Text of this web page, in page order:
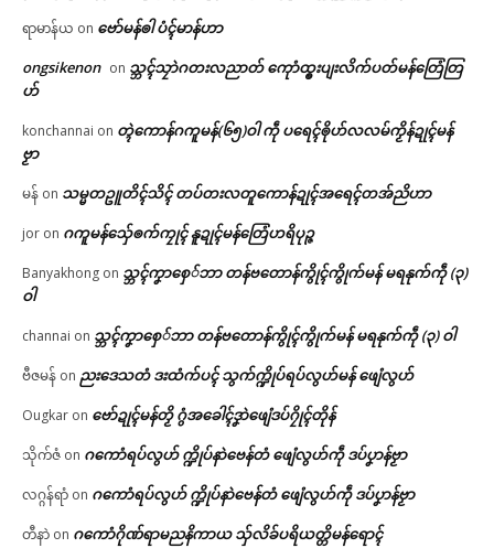
ရာမာန်ယ on ဗော်မန်ၜါ ပံၚ်မာန်ဟာ
ongsikenon on သ္ဘၚ်သၠာဲဂတးလညာတ် ကေုာံထ္ၜးပျးလိက်ပတ်မန်တြေံတြ
ဟ်
konchannai on တ္ၚဲကောန်ဂကူမန်(၆၅)ဝါ ကဵု ပရေၚ်ၜိုဟ်လလမ်ကၟိန်ဍုၚ်မန်
ဗၟာ
မန် on သမ္မတဥူတိၚ်သိၚ် တပ်တးလတူကောန်ဍုၚ်အရေၚ်တအ်ညိဟာ
jor on ဂကူမန်​သှ်ေၜက်ကၠုၚ် နူဍုၚ်မန်တြေံဟရိပုဉ္ဇ
Banyakhong on သ္ဘၚ်ကၞာစှေ်ဘာ တန်ဗတောန်ကွိုၚ်ကွိုက်မန် မရနုက်ကဵု (၃)
ဝါ
channai on သ္ဘၚ်ကၞာစှေ်ဘာ တန်ဗတောန်ကွိုၚ်ကွိုက်မန် မရနုက်ကဵု (၃) ဝါ
ဗီဇမန် on ညးဒေသတံ ဒးထံက်ပၚ် သွက်က္ဍိုပ်ရပ်လွဟ်မန် ဖျေံလွဟ်
Ougkar on ဗော်ဍုၚ်မန်တၟိ ဂွံအခေါၚ်ဒၞာဲဖျေံဒပ်ဂၠိုၚ်တိုန်
သိုက်ဇံ on ဂကောံရပ်လွဟ် က္ဍိုပ်နာဲဗေန်တံ ဖျေံလွဟ်ကဵု ဒပ်ပၞာန်ဗၟာ
လဂ္ဂန်ရာံ on ဂကောံရပ်လွဟ် က္ဍိုပ်နာဲဗေန်တံ ဖျေံလွဟ်ကဵု ဒပ်ပၞာန်ဗၟာ
တီနာဲ on ဂကောံဂိုဏ်ရာမညနိကာယ သှ်လိခ်ပရိယတ္တိမန်ရောၚ်